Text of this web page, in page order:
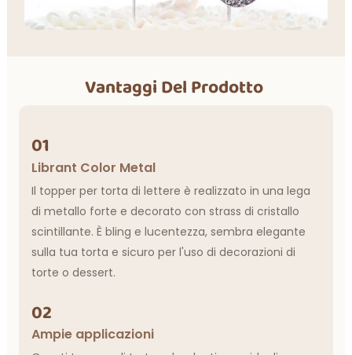
Vantaggi Del Prodotto
01
Librant Color Metal
Il topper per torta di lettere è realizzato in una lega
di metallo forte e decorato con strass di cristallo
scintillante. È bling e lucentezza, sembra elegante
sulla tua torta e sicuro per l'uso di decorazioni di
torte o dessert.
02
Ampie applicazioni